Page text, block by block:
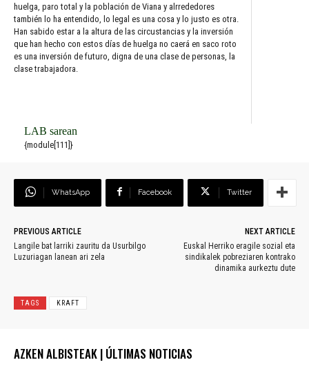
huelga, paro total y la población de Viana y alrrededores
también lo ha entendido, lo legal es una cosa y lo justo es otra.
Han sabido estar a la altura de las circustancias y la inversión
que han hecho con estos días de huelga no caerá en saco roto
es una inversión de futuro, digna de una clase de personas, la
clase trabajadora.
LAB sarean
{module[111]}
WhatsApp Facebook Twitter
PREVIOUS ARTICLE
Langile bat larriki zauritu da Usurbilgo
Luzuriagan lanean ari zela
NEXT ARTICLE
Euskal Herriko eragile sozial eta
sindikalek pobreziaren kontrako
dinamika aurkeztu dute
TAGS KRAFT
AZKEN ALBISTEAK | ÚLTIMAS NOTICIAS